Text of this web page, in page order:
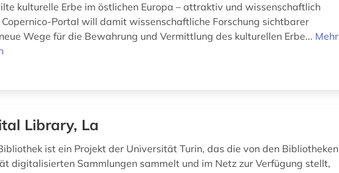
kulturelle Erbe im östlichen Europa – attraktiv und wissenschaftlich
Portal will damit wissenschaftliche Forschung sichtbarer
Wege für die Bewahrung und Vermittlung des kulturellen Erbe... Mehr
Library, La
ist ein Projekt der Universität Turin, das die von den Bibliotheken
digitalisierten Sammlungen sammelt und im Netz zur Verfügung stellt,